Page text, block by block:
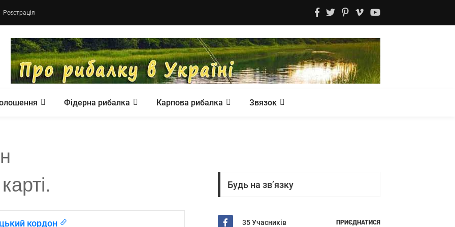
Реєстрація
Фідерна рибалка Карпова рибалка Звязок
кордон
Будь на зв’язку
35 Учасників ПРИЄДНАТИСЯ